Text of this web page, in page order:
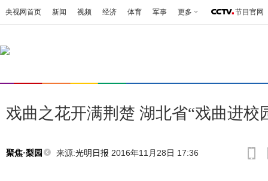
央视网首页 新闻 视频 经济 体育 军事 更多 节目官网
戏曲之花开满荆楚 湖北省“戏曲进校
聚焦·梨园 来源:光明日报 2016年11月28日 17:36